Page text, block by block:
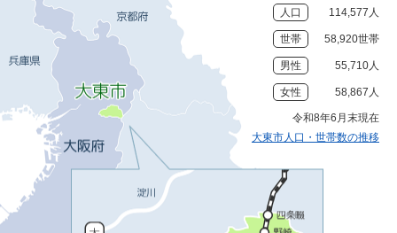
人口 114,577人
世帯 58,920世帯
男性 55,710人
女性 58,867人
令和8年6月末現在
大東市人口・世帯数の推移